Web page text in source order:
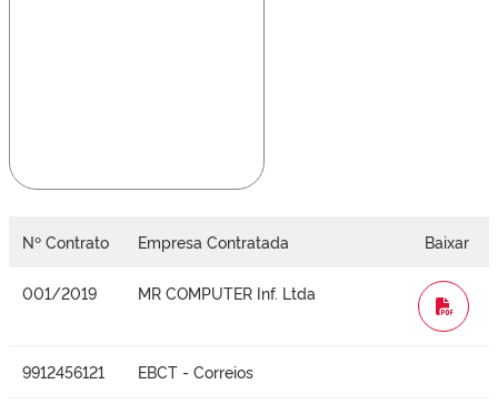
Nº Contrato Empresa Contratada Baixar
001/2019 MR COMPUTER Inf. Ltda
WORD
9912456121 EBCT - Correios